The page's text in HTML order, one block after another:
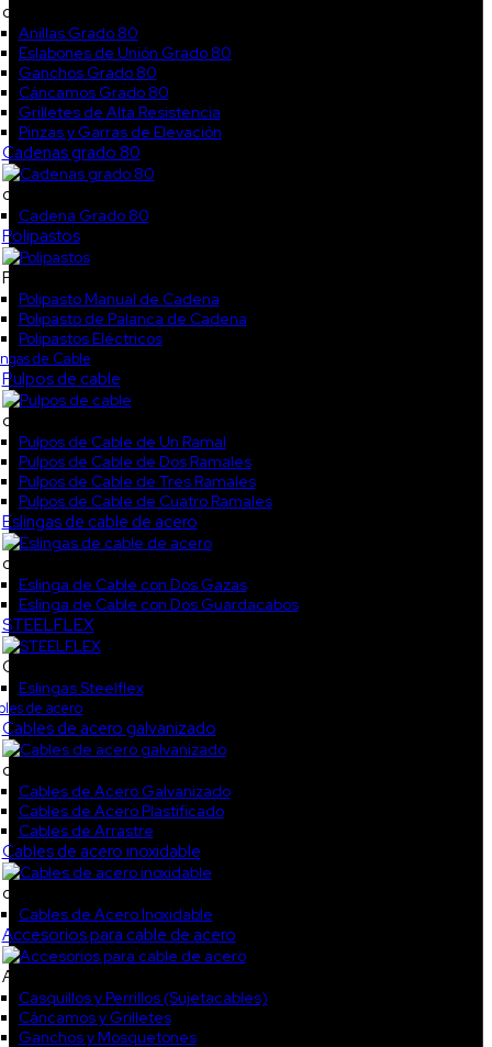
col2
Anillas Grado 80
Eslabones de Unión Grado 80
Ganchos Grado 80
Cáncamos Grado 80
Grilletes de Alta Resistencia
Pinzas y Garras de Elevación
Cadenas grado 80
cokl3
Cadena Grado 80
Polipastos
Polipastos
Polipasto Manual de Cadena
Polipasto de Palanca de Cadena
Polipastos Eléctricos
de Cable
Pulpos de cable
col1
Pulpos de Cable de Un Ramal
Pulpos de Cable de Dos Ramales
Pulpos de Cable de Tres Ramales
Pulpos de Cable de Cuatro Ramales
Eslingas de cable de acero
col2
Eslinga de Cable con Dos Gazas
Eslinga de Cable con Dos Guardacabos
STEELFLEX
CAT_STEELF
Eslingas Steelflex
de acero
Cables de acero galvanizado
col1
Cables de Acero Galvanizado
Cables de Acero Plastificado
Cables de Arrastre
Cables de acero inoxidable
col3
Cables de Acero Inoxidable
Accesorios para cable de acero
Accesorios galvanizados2
Casquillos y Perrillos (Sujetacables)
Cáncamos y Grilletes
Ganchos y Mosquetones